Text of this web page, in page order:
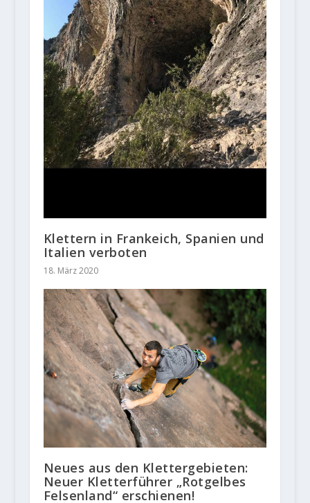
Klettern in Frankeich, Spanien und
Italien verboten
18. März 2020
Neues aus den Klettergebieten:
Neuer Kletterführer „Rotgelbes
Felsenland“ erschienen!